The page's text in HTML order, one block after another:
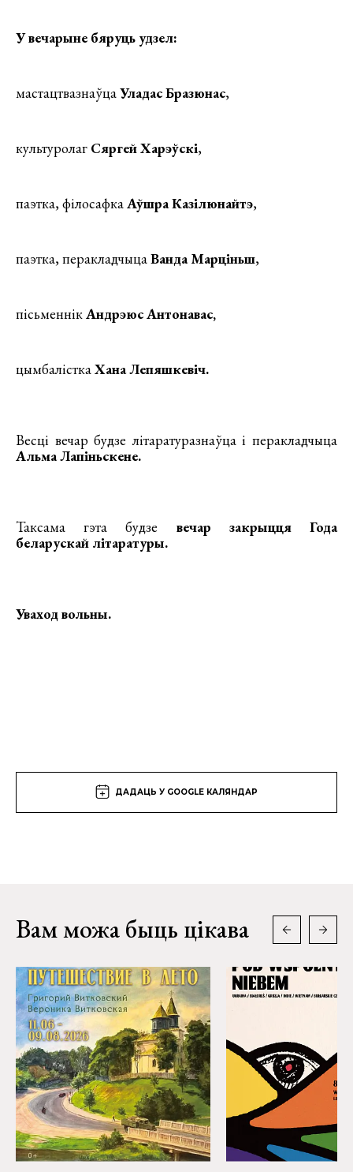
У вечарыне бяруць удзел:
мастацтвазнаўцаУладас Бразюнас,
культуролаг Сяргей Харэўскі,
паэтка, філосафка Аўшра Казілюнайтэ,
паэтка, перакладчыцаВанда Марціньш,
пісьменнік Андрэюс Антонавас,
цымбалісткаХана Лепяшкевіч.
Весці вечар будзе літаратуразнаўца і перакладчыца
Альма Лапіньскене.
Таксама гэта будзе вечар закрыцця Года
беларускай літаратуры.
Уваход вольны.
ДАДАЦЬ У GOOGLE КАЛЯНДАР
Вам можа быць цікава